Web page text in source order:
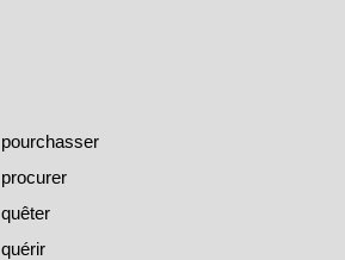
pourchasser
procurer
quêter
quérir